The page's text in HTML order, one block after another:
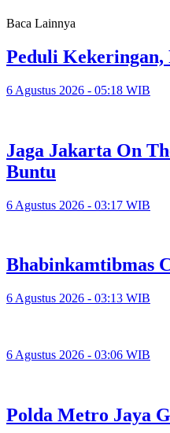
Baca Lainnya
Peduli Kekeringan,
6 Agustus 2026 - 05:18 WIB
Jaga Jakarta On
Buntu
6 Agustus 2026 - 03:17 WIB
Bhabinkamtibmas
6 Agustus 2026 - 03:13 WIB
6 Agustus 2026 - 03:06 WIB
Polda Metro Jaya